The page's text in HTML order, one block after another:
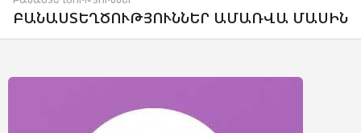
ԲԱՆԱՍՏԵՂԾՈՒԹՅՈՒՆՆԵՐ ԱՄԱՌՎԱ ՄԱՍԻՆ